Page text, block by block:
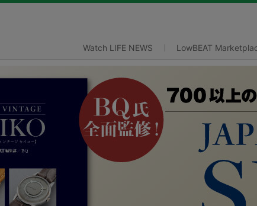
Watch LIFE NEWS LowBEAT